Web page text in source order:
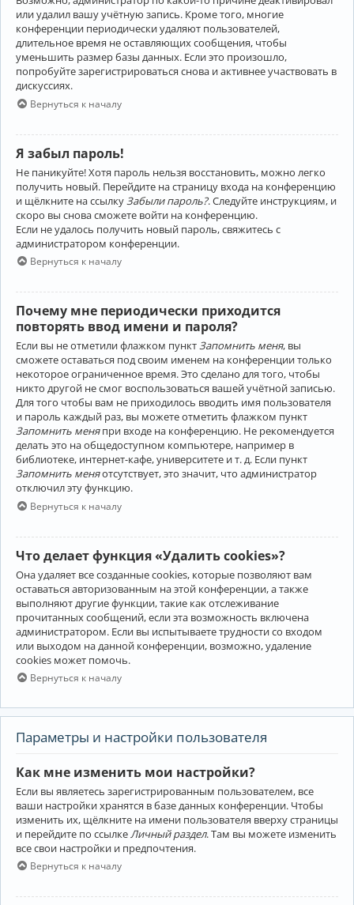
или удалил вашу учётную запись. Кроме того, многие
конференции периодически удаляют пользователей,
длительное время не оставляющих сообщения, чтобы
уменьшить размер базы данных. Если это произошло,
попробуйте зарегистрироваться снова и активнее участвовать в
дискуссиях.
Вернуться к началу
Я забыл пароль!
Не паникуйте! Хотя пароль нельзя восстановить, можно легко
получить новый. Перейдите на страницу входа на конференцию
и щёлкните на ссылку Забыли пароль?. Следуйте инструкциям, и
скоро вы снова сможете войти на конференцию.
Если не удалось получить новый пароль, свяжитесь с
администратором конференции.
Вернуться к началу
Почему мне периодически приходится
повторять ввод имени и пароля?
Если вы не отметили флажком пунктЗапомнить меня, вы
сможете оставаться под своим именем на конференции только
некоторое ограниченное время. Это сделано для того, чтобы
никто другой не смог воспользоваться вашей учётной записью.
Для того чтобы вам не приходилось вводить имя пользователя
и пароль каждый раз, вы можете отметить флажком пункт
Запомнить меняпри входе на конференцию. Не рекомендуется
делать это на общедоступном компьютере, например в
библиотеке, интернет-кафе, университете и т. д. Если пункт
Запомнить меняотсутствует, это значит, что администратор
отключил эту функцию.
Вернуться к началу
Что делает функция «Удалить cookies»?
Она удаляет все созданные cookies, которые позволяют вам
оставаться авторизованным на этой конференции, а также
выполняют другие функции, такие как отслеживание
прочитанных сообщений, если эта возможность включена
администратором. Если вы испытываете трудности со входом
или выходом на данной конференции, возможно, удаление
cookies может помочь.
Вернуться к началу
Параметры и настройки пользователя
Как мне изменить мои настройки?
Если вы являетесь зарегистрированным пользователем, все
ваши настройки хранятся в базе данных конференции. Чтобы
изменить их, щёлкните на имени пользователя вверху страницы
и перейдите по ссылке Личный раздел. Там вы можете изменить
все свои настройки и предпочтения.
Вернуться к началу